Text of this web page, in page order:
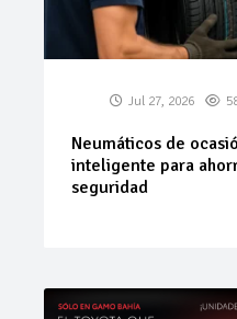
Jul 23, 2026
La 42ª Subida a